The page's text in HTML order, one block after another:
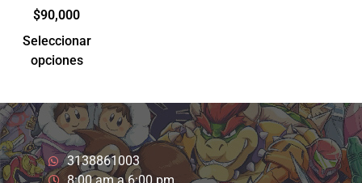
$90,000
Seleccionar
opciones
3138861003